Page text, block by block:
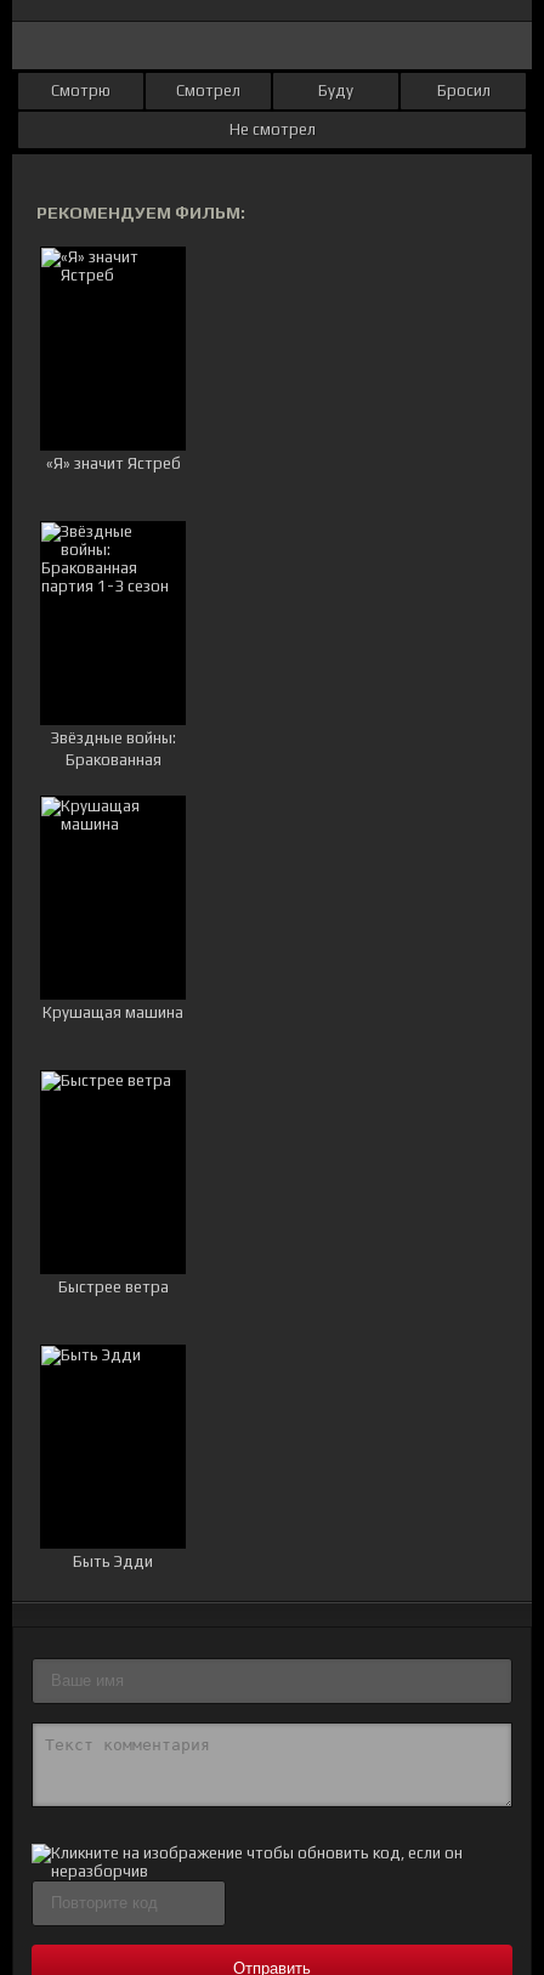
Смотрю Смотрел Буду Бросил
Не смотрел
РЕКОМЕНДУЕМ ФИЛЬМ:
«Я» значит Ястреб
Звёздные войны:
Бракованная
Крушащая машина
Быстрее ветра
Быть Эдди
Отправить